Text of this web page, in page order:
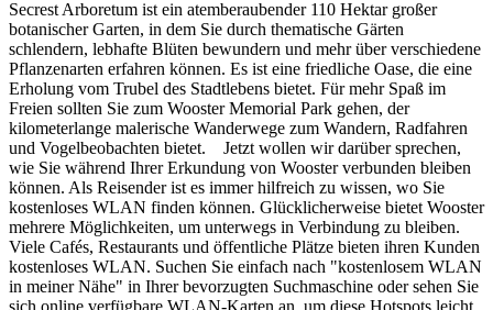
Secrest Arboretum ist ein atemberaubender 110 Hektar großer
botanischer Garten, in dem Sie durch thematische Gärten
schlendern, lebhafte Blüten bewundern und mehr über verschiedene
Pflanzenarten erfahren können. Es ist eine friedliche Oase, die eine
Erholung vom Trubel des Stadtlebens bietet. Für mehr Spaß im
Freien sollten Sie zum Wooster Memorial Park gehen, der
kilometerlange malerische Wanderwege zum Wandern, Radfahren
und Vogelbeobachten bietet. Jetzt wollen wir darüber sprechen,
wie Sie während Ihrer Erkundung von Wooster verbunden bleiben
können. Als Reisender ist es immer hilfreich zu wissen, wo Sie
kostenloses WLAN finden können. Glücklicherweise bietet Wooster
mehrere Möglichkeiten, um unterwegs in Verbindung zu bleiben.
Viele Cafés, Restaurants und öffentliche Plätze bieten ihren Kunden
kostenloses WLAN. Suchen Sie einfach nach "kostenlosem WLAN
in meiner Nähe" in Ihrer bevorzugten Suchmaschine oder sehen Sie
sich online verfügbare WLAN-Karten an, um diese Hotspots leicht